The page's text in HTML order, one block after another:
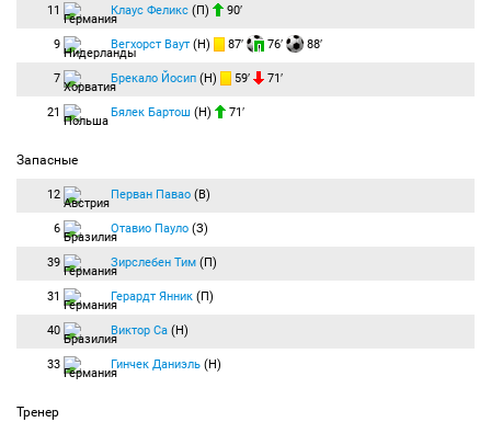
11 Клаус Феликс (П) 90′
9 Вегхорст Ваут (Н) 87′ 76′ 88′
7 Брекало Йосип (Н) 59′ 71′
21 Бялек Бартош (Н) 71′
Запасные
12 Перван Павао (В)
6 Отавио Пауло (З)
39 Зирслебен Тим (П)
31 Герардт Янник (П)
40 Виктор Са (Н)
33 Гинчек Даниэль (Н)
Тренер